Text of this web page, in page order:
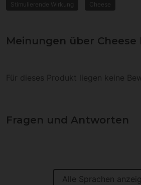
Stimulierende Wirkung Cheese
Meinungen über Cheese
Für dieses Produkt liegen keine
Fragen und Antworten
Alle Sprachen